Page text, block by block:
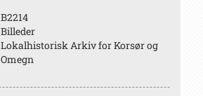
B2214
Billeder
Lokalhistorisk Arkiv for Korsør og
Omegn